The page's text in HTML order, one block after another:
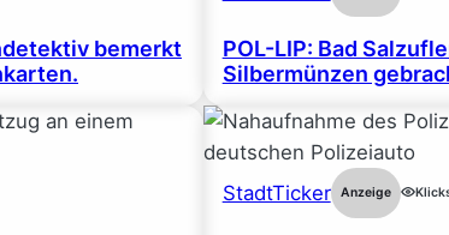
bemerkt
POL-LIP: Bad
Silbermünzen
StadtTicker Anzeige